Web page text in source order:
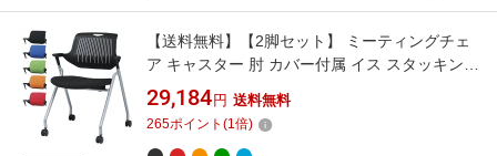
【送料無料】【2脚セット】 ミーティングチェ
ア キャスター 肘 カバー付属 イス スタッキング
チェア 会議椅子 GD-814-815 ミーティング用
会議チェア スタックチェア 事務椅子 ワークチ
ェア オフィスチェア チェア チェアー 椅子 いす
29,184 円 送料無料
265ポイント (1倍)